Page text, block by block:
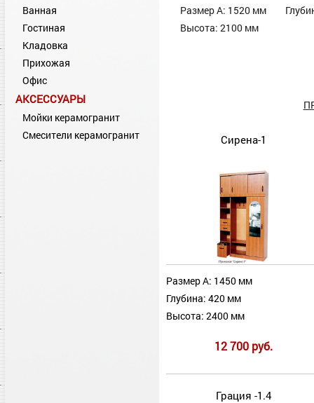
Ванная
Гостиная
Кладовка
Прихожая
Офис
АКСЕССУАРЫ
Мойки керамогранит
Смесители керамогранит
Размер А: 1520 мм
Высота: 2100 мм
Сирена-1
Размер А: 1450 мм
Глубина: 420 мм
Высота: 2400 мм
12 700 руб.
Грация -1.4